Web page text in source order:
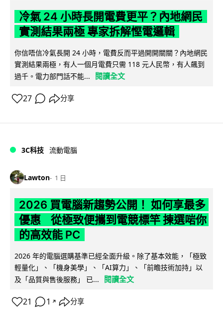
冷氣 24 小時長開電費更平？內地網民
實測結果兩極 專家拆解慳電邏輯
你信唔信冷氣長開 24 小時，電費反而平過開開關關？內地網民
實測結果兩極，有人一個月電費只需 118 元人民幣，有人飆到
過千。電力部門話不能...
閱讀全文
27 分享
3C科技 流動電腦
Lawton 1 日
2026 買電腦新趨勢公開！ 如何享最多
優惠 從極致便攜到電競標竿 揀選啱你
的高效能 PC
2026 年的電腦選購基準已經全面升級。除了基本效能，「極致
輕量化」、「機身美學」、「AI算力」、「前瞻技術加持」以
及「品質與售後服務」 已...
閱讀全文
21 1 ↗ 分享